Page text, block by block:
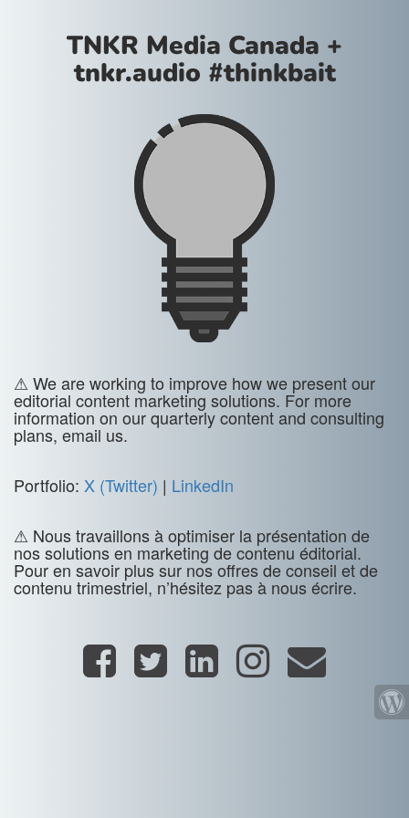
TNKR Media Canada +
tnkr.audio #thinkbait
⚠ We are working to improve how we present our
editorial content marketing solutions. For more
information on our quarterly content and consulting
plans, email us.
Portfolio: X (Twitter) | LinkedIn
⚠ Nous travaillons à optimiser la présentation de
nos solutions en marketing de contenu éditorial.
Pour en savoir plus sur nos offres de conseil et de
contenu trimestriel, n’hésitez pas à nous écrire.